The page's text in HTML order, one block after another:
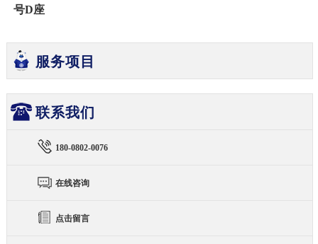
号D座
服务项目
联系我们
180-0802-0076
在线咨询
点击留言